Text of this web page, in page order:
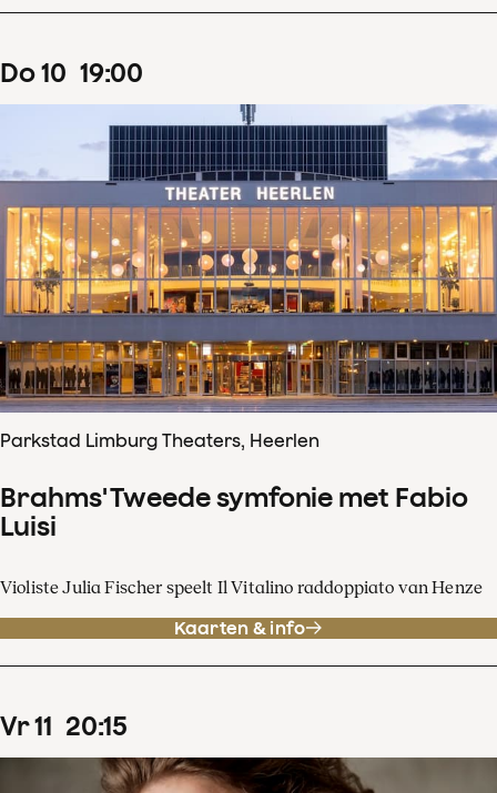
do10 19:00
Parkstad Limburg Theaters, Heerlen
Brahms' Tweede symfonie met Fabio
Luisi
Violiste Julia Fischer speelt Il Vitalino raddoppiato van Henze
Kaarten & info
vr11 20:15